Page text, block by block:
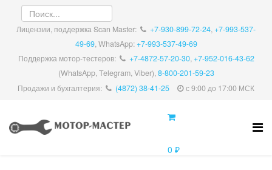
Лицензии, поддержка Scan Master: +7-930-899-72-24,+7-993-537-
49-69, WhatsApp:+7-993-537-49-69
Поддержка мотор-тестеров:
+7-4872-57-20-30,+7-952-016-43-62
(WhatsApp, Telegram, Viber),8-800-201-59-23
Продажи и бухгалтерия:
(4872) 38-41-25 с 9:00 до 17:00 МСК
0 ₽